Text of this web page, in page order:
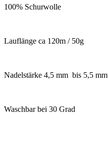
100% Schurwolle
Lauflänge ca 120m / 50g
Nadelstärke 4,5 mm bis 5,5 mm
Waschbar bei 30 Grad